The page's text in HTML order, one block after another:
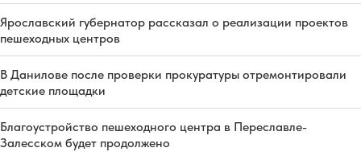
Ярославский губернатор рассказал о реализации проектов
пешеходных центров
В Данилове после проверки прокуратуры отремонтировали
детские площадки
Благоустройство пешеходного центра в Переславле-
Залесском будет продолжено